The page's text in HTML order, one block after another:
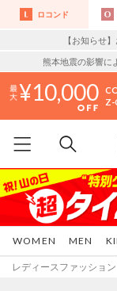
ロコンド
【お知らせ
熊本地震の影響に
10,000
Z-
WOMEN MEN
レディースファッション